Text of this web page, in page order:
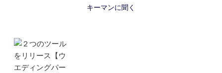
キーマンに聞く